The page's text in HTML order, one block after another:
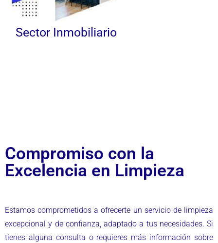
Compromiso con la
Excelencia en Limpieza
Estamos comprometidos a ofrecerte un servicio de limpieza
excepcional y de confianza, adaptado a tus necesidades. Si
tienes alguna consulta o requieres más información sobre